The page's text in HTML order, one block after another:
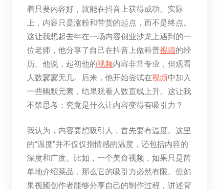
着只要内容好，就能在抖音上获得成功。实际
上，内容只是涨粉和带货的起点，而不是终点。
这让我想起去年在一场内容创业沙龙上遇到的一
位老师，他分享了自己在抖音上做科普视频的经
历。他说，起初他的视频内容非常专业，但观看
人数寥寥无几。后来，他开始尝试在视频中加入
一些幽默元素，结果观看人数直线上升。这让我
不禁思考：究竟是什么让内容变得有吸引力？
我认为，内容要想吸引人，首先要有温度。这里
的“温度”并不仅仅指情感的温度，还包括内容的
深度和广度。比如，一个美食视频，如果只是简
单地介绍菜品，那么它的吸引力必然有限。但如
果视频创作者能够分享自己的制作过程，讲述背